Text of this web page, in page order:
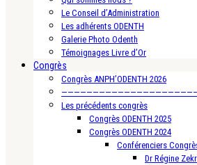
Le Conseil d’Administration
Les adhérents ODENTH
Galerie Photo Odenth
Témoignages Livre d’Or
Congrès
Congrès ANPH’ODENTH 2026
Les précédents congrès
Congrès ODENTH 2025
Congrès ODENTH 2024
Conférenciers
Dr Régine